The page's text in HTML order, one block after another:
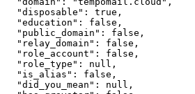
  "disposable": true,
  "education": false,
  "public_domain": false,
  "relay_domain": false,
  "role_account": false,
  "role_type": null,
  "is_alias": false,
  "did_you_mean": null,